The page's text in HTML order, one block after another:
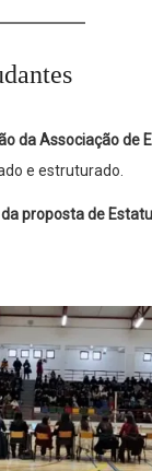
da Associação de
e estruturado.
proposta de